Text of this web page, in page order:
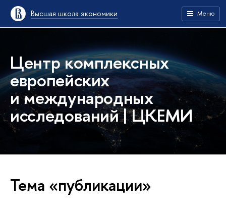
Высшая школа экономики Меню
Центр комплексных
европейских
и международных
исследований | ЦКЕМИ
Тема «публикации»